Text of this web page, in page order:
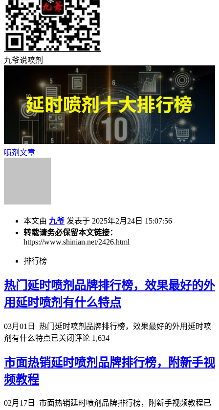
九爷说喷剂
喷剂文章
本文由 九爷发表于 2025年2月24日 15:07:56
转载请务必保留本文链接：
https://www.shinian.net/2426.html
排行榜
热门延时喷剂品牌排行榜，效果最好的外
用延时喷剂有什么特点
03月01日
热门延时喷剂品牌排行榜，效果最好的外用延时喷
剂有什么特点已关闭评论 1,634
市面热销延时喷剂品牌排行榜，附新手视
频教程
02月17日 市面热销延时喷剂品牌排行榜，附新手视频教程已